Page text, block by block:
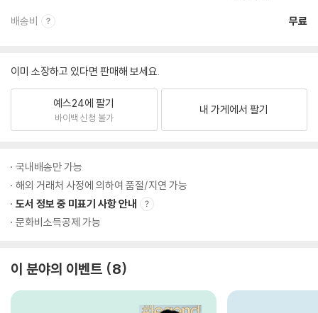
배송비 무료
이미 소장하고 있다면 판매해 보세요.
예스24에 팔기
바이백 신청 불가
내 가게에서 팔기
국내배송만 가능
해외 거래처 사정에 의하여 품절/지연 가능
도서 정보 중 미표기 사항 안내
문화비소득공제 가능
이 분야의 이벤트 8